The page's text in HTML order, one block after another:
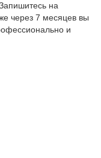
на
через 7 месяцев вы
и